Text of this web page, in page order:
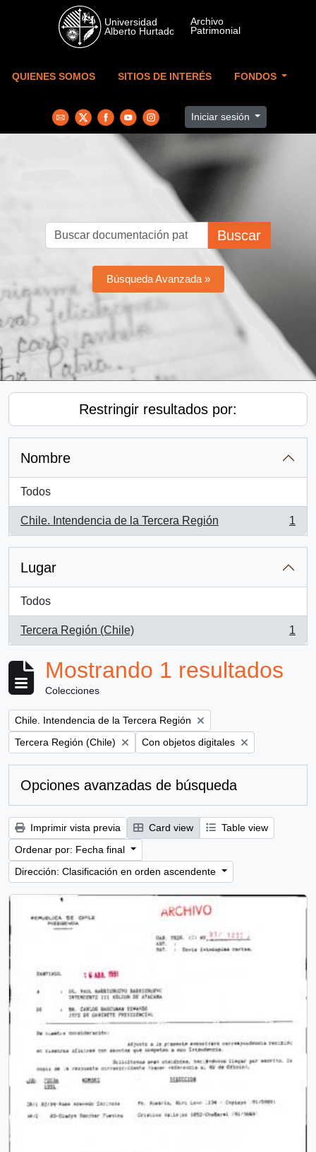
Skip to main content
QUIENES SOMOS SITIOS DE INTERÉS FONDOS
Iniciar sesión
Buscar
Búsqueda Avanzada »
Restringir resultados por:
Nombre
Todos
Chile. Intendencia de la Tercera Región
, 1 resultados
1
Lugar
Todos
Tercera Región (Chile)
, 1 resultados
1
Mostrando 1 resultados
Colecciones
Remove filter:
Chile. Intendencia de la Tercera Región
Remove filter:
Tercera Región (Chile) Remove filter:
Con objetos digitales
Opciones avanzadas de búsqueda
Imprimir vista previa Card view
Table view
Ordenar por: Fecha final
Dirección: Clasificación en orden ascendente